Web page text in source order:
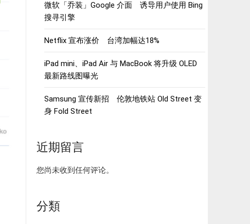
微软「乔装」Google 介面 诱导用户使用 Bing
搜寻引擎
Netflix 宣布涨价 台湾加幅达18%
iPad mini、iPad Air 与 MacBook 将升级 OLED
最新路线图曝光
Samsung 宣传新招 伦敦地铁站 Old Street 变
身 Fold Street
近期留言
您尚未收到任何评论。
分類